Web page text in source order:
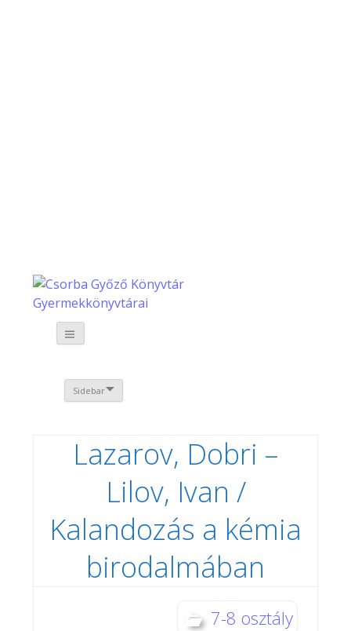
Sidebar
Lazarov, Dobri –
Lilov, Ivan /
Kalandozás a kémia
birodalmában
7-8 osztály